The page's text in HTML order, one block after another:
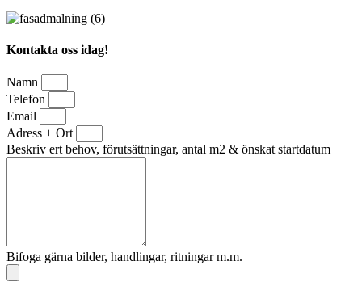
Kontakta oss idag!
Namn
Telefon
Email
Adress + Ort
Beskriv ert behov, förutsättningar, antal m2 & önskat startdatum
Bifoga gärna bilder, handlingar, ritningar m.m.